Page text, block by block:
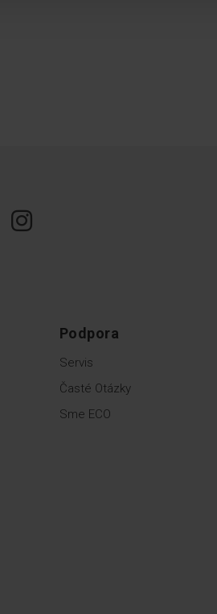
Podpora
Servis
Časté Otázky
Sme ECO